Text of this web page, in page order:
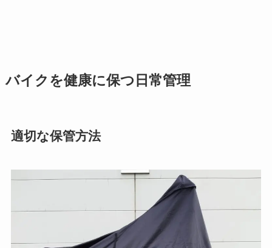
バイクを健康に保つ日常管理
適切な保管方法